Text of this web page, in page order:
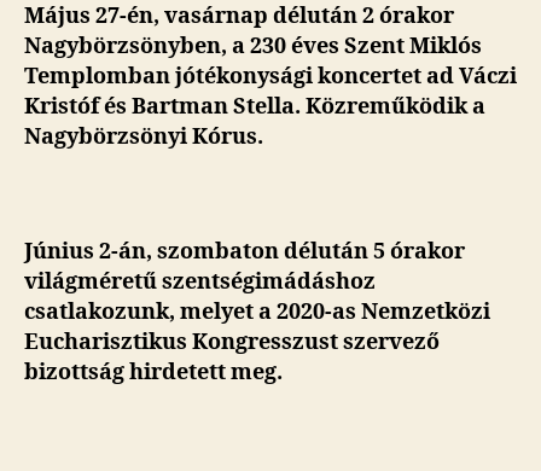
Május 27-én, vasárnap délután 2 órakor
Nagybörzsönyben, a 230 éves Szent Miklós
Templomban jótékonysági koncertet ad Váczi
Kristóf és Bartman Stella. Közreműködik a
Nagybörzsönyi Kórus.
Június 2-án, szombaton délután 5 órakor
világméretű szentségimádáshoz
csatlakozunk, melyet a 2020-as Nemzetközi
Eucharisztikus Kongresszust szervező
bizottság hirdetett meg.